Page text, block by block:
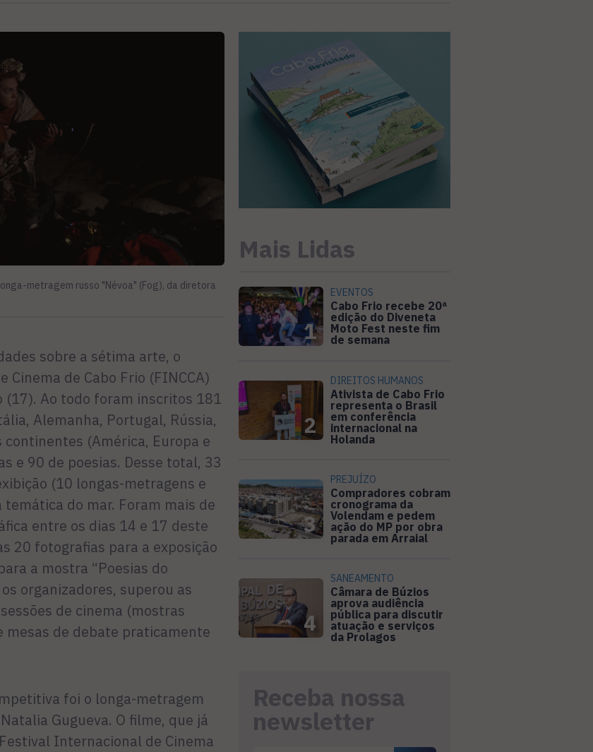
metragem russo "Névoa" (Fog), da diretora
sobre a sétima arte, o
de Cabo Frio (FINCCA)
Ao todo foram inscritos 181
Alemanha, Portugal, Rússia,
(América, Europa e
e 90 de poesias. Desse total, 33
(10 longas-metragens e
do mar. Foram mais de
entre os dias 14 e 17 deste
20 fotografias para a exposição
a mostra “Poesias do
organizadores, superou as
de cinema (mostras
mesas de debate praticamente
foi o longa-metragem
Gugueva. O filme, que já
Internacional de Cinema
Mais Lidas
1
EVENTOS
Cabo Frio recebe 20ª
edição do Diveneta
Moto Fest neste fim
de semana
2
DIREITOS HUMANOS
Ativista de Cabo Frio
representa o Brasil
em conferência
internacional na
Holanda
3
PREJUÍZO
Compradores cobram
cronograma da
Volendam e pedem
ação do MP por obra
parada em Arraial
4
SANEAMENTO
Câmara de Búzios
aprova audiência
pública para discutir
atuação e serviços
da Prolagos
Receba nossa
newsletter